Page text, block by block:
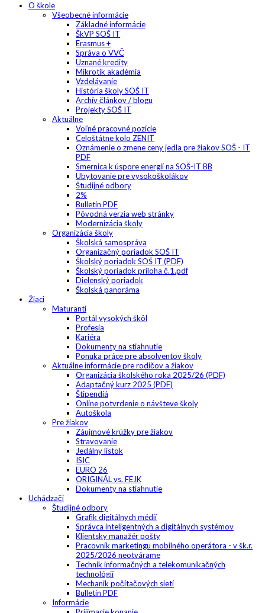
O škole
Všeobecné informácie
Základné informácie
ŠkVP SOŠ IT
Erasmus +
Správa o VVČ
Uznané kredity
Mikrotik akadémia
Vzdelávanie
História školy SOŠ IT
Archív článkov / blogu
Projekty SOŠ IT
Aktuálne
Voľné pracovné pozície
Celoštátne kolo ZENIT
Oznámenie o zmene ceny jedla pre žiakov SOŠ - IT
PDF
Smernica k úspore energií na SOŠ-IT BB
Ubytovanie pre vysokoškolákov
Študijné odbory
2%
Bulletin PDF
Pôvodná verzia web stránky
Modernizácia školy
Organizácia školy
Školská samospráva
Organizačný poriadok SOŠ IT
Školský poriadok SOŠ IT (PDF)
Školský poriadok príloha č.1.pdf
Dielenský poriadok
Školská panoráma
Žiaci
Maturanti
Portál vysokých škôl
Profesia
Kariéra
Dokumenty na stiahnutie
Ponuka práce pre absolventov školy
Aktuálne informácie pre rodičov a žiakov
Organizácia školského roka 2025/26 (PDF)
Adaptačný kurz 2025 (PDF)
Štipendiá
Online potvrdenie o návšteve školy
Autoškola
Pre žiakov
Záujmové krúžky pre žiakov
Stravovanie
Jedálny lístok
ISIC
EURO 26
ORIGINÁL vs. FEJK
Dokumenty na stiahnutie
Uchádzači
Študijné odbory
Grafik digitálnych médií
Správca inteligentných a digitálnych systémov
Klientsky manažér pošty
Pracovník marketingu mobilného operátora - v šk.r.
2025/2026 neotvárame
Technik informačných a telekomunikačných
technológií
Mechanik počítačových sietí
Bulletin PDF
Informácie